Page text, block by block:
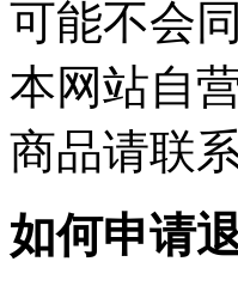
可能不会
本网站自
商品请联
如何申请